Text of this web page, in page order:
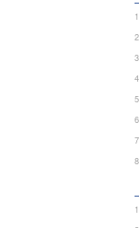
1
2
3
4
5
6
7
8
1